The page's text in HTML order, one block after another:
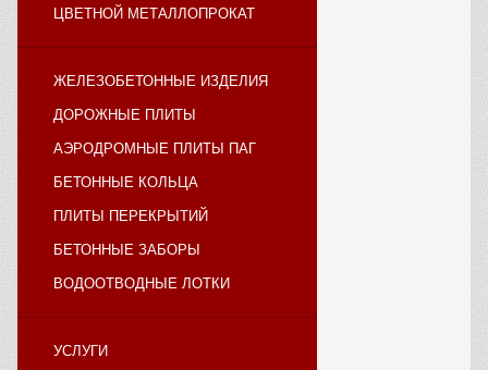
ЦВЕТНОЙ МЕТАЛЛОПРОКАТ
ЖЕЛЕЗОБЕТОННЫЕ ИЗДЕЛИЯ
ДОРОЖНЫЕ ПЛИТЫ
АЭРОДРОМНЫЕ ПЛИТЫ ПАГ
БЕТОННЫЕ КОЛЬЦА
ПЛИТЫ ПЕРЕКРЫТИЙ
БЕТОННЫЕ ЗАБОРЫ
ВОДООТВОДНЫЕ ЛОТКИ
УСЛУГИ